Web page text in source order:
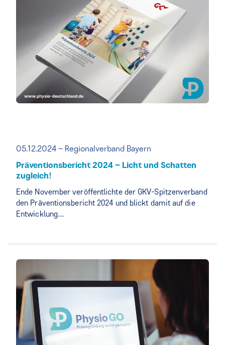
05.12.2024 – Regionalverband Bayern
Präventionsbericht 2024 – Licht und Schatten
zugleich!
Ende November veröffentlichte der GKV-Spitzenverband
den Präventionsbericht 2024 und blickt damit auf die
Entwicklung…